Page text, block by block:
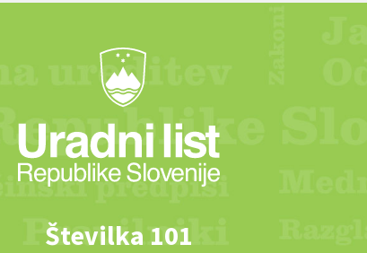
Številka 101